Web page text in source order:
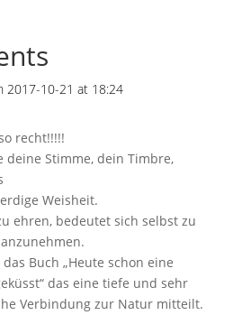
2017-10-21 at 18:24
recht!!!!!
deine Stimme, dein Timbre,
Weisheit.
ehren, bedeutet sich selbst zu
Buch „Heute schon eine
das eine tiefe und sehr
Verbindung zur Natur mitteilt.